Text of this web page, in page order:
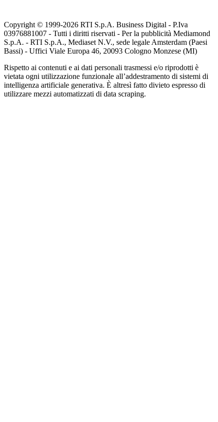
Copyright © 1999-2026 RTI S.p.A. Business Digital - P.Iva
03976881007 - Tutti i diritti riservati - Per la pubblicità Mediamond
S.p.A. - RTI S.p.A., Mediaset N.V., sede legale Amsterdam (Paesi
Bassi) - Uffici Viale Europa 46, 20093 Cologno Monzese (MI)
Rispetto ai contenuti e ai dati personali trasmessi e/o riprodotti è
vietata ogni utilizzazione funzionale all’addestramento di sistemi di
intelligenza artificiale generativa. È altresì fatto divieto espresso di
utilizzare mezzi automatizzati di data scraping.